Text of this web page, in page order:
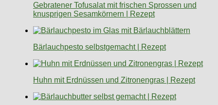
Gebratener Tofusalat mit frischen Sprossen und
knusprigen Sesamkörnern | Rezept
Bärlauchpesto selbstgemacht | Rezept
Huhn mit Erdnüssen und Zitronengras | Rezept